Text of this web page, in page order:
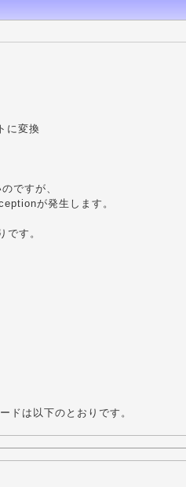
に変換
ですが、
が発生します。
す。
ドは以下のとおりです。